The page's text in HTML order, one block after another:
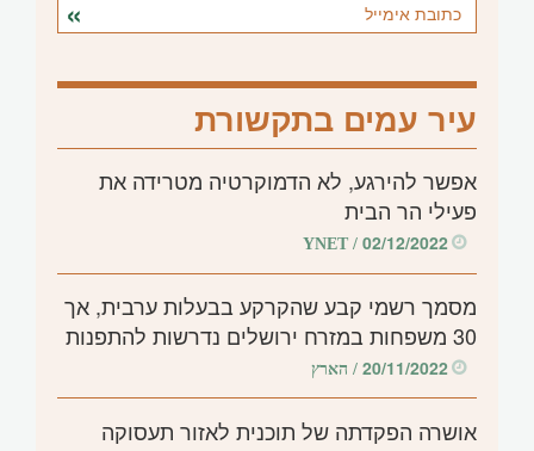
עיר עמים בתקשורת
אפשר להירגע, לא הדמוקרטיה מטרידה את
פעילי הר הבית
02/12/2022
/ YNET
מסמך רשמי קבע שהקרקע בבעלות ערבית, אך
30 משפחות במזרח ירושלים נדרשות להתפנות
20/11/2022/ הארץ
אושרה הפקדתה של תוכנית לאזור תעסוקה